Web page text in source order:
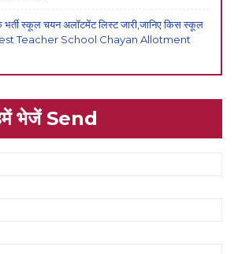
भर्ती स्कूल चयन अलॉटमेंट लिस्ट जारी,जानिए किस स्कूल
Teacher School Chayan Allotment
भेजें Send